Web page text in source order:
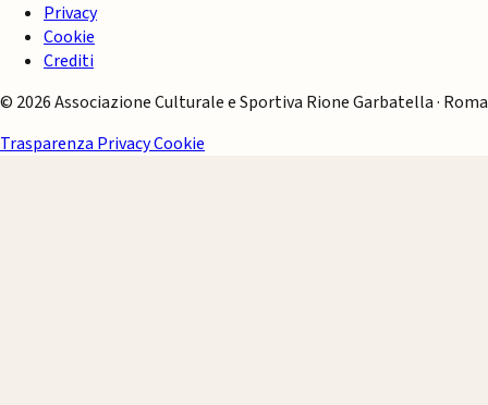
Privacy
Cookie
Crediti
© 2026 Associazione Culturale e Sportiva Rione Garbatella · Roma
Trasparenza PrivacyCookie